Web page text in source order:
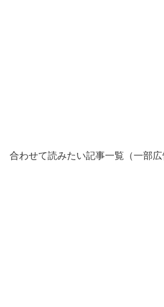
合わせて読みたい記事一覧（一部広